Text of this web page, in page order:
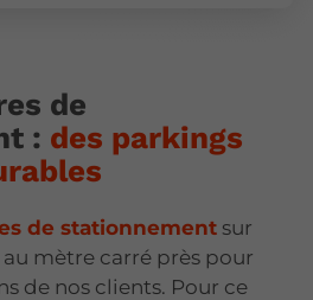
de
: des parkings
de stationnement sur
mètre carré près pour
de nos clients. Pour ce